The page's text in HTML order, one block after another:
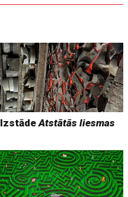
IzstādeAtstātās liesmas